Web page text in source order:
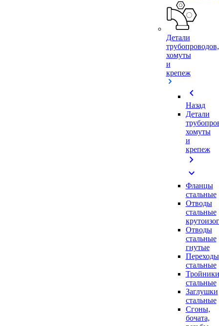
Детали
трубопроводов,
хомуты
и
крепеж
chevron_left
Назад
Детали
хомуты
и
крепеж
chevron_right
expand_more
Фланцы
стальные
Отводы
стальные
Отводы
стальные
гнутые
Переходы
стальные
Тройники
стальные
Заглушки
стальные
Сгоны,
бочата,